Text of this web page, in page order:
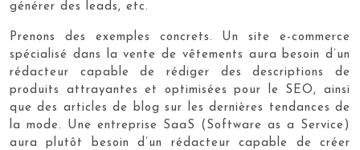
générer des leads, etc.
Prenons des exemples concrets. Un site e-commerce
spécialisé dans la vente de vêtements aura besoin d’un
rédacteur capable de rédiger des descriptions de
produits attrayantes et optimisées pour le SEO, ainsi
que des articles de blog sur les dernières tendances de
la mode. Une entreprise SaaS (Software as a Service)
aura plutôt besoin d’un rédacteur capable de créer